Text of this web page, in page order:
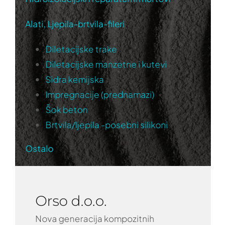
Alati, Ljepila-brtvila-fileri
Diletacijske trake
Diletacijske manzetne i kutevi
Sidra kemijska
Impregnacije (prednamazi)
Šok beton
Brtvila/ljepila -posebni silikoni
Ostalo
Orso d.o.o.
Nova generacija kompozitnih